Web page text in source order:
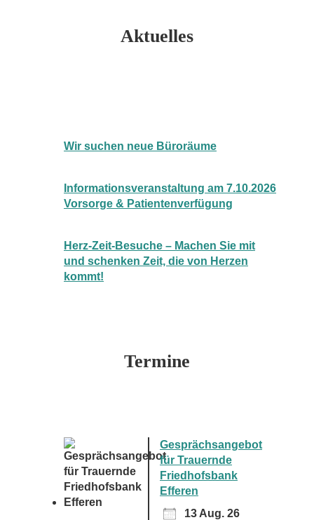
Aktuelles
Wir suchen neue Büroräume
Informationsveranstaltung am 7.10.2026
Vorsorge & Patientenverfügung
Herz-Zeit-Besuche – Machen Sie mit
und schenken Zeit, die von Herzen
kommt!
Termine
Gesprächsangebot
für Trauernde
Friedhofsbank
Efferen
13 Aug. 26